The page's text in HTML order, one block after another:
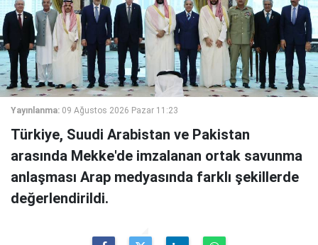
Yayınlanma: 09 Ağustos 2026 Pazar 11:23
Türkiye, Suudi Arabistan ve Pakistan
arasında Mekke'de imzalanan ortak savunma
anlaşması Arap medyasında farklı şekillerde
değerlendirildi.